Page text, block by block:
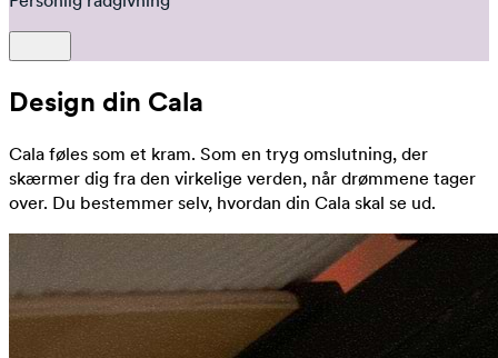
Design din Cala
Cala føles som et kram. Som en tryg omslutning, der
skærmer dig fra den virkelige verden, når drømmene tager
over. Du bestemmer selv, hvordan din Cala skal se ud.